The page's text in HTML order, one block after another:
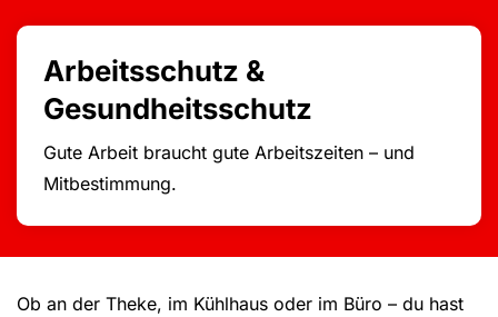
Arbeitsschutz &
Gesundheitsschutz
Gute Arbeit braucht gute Arbeitszeiten – und
Mitbestimmung.
Ob an der Theke, im Kühlhaus oder im Büro – du hast